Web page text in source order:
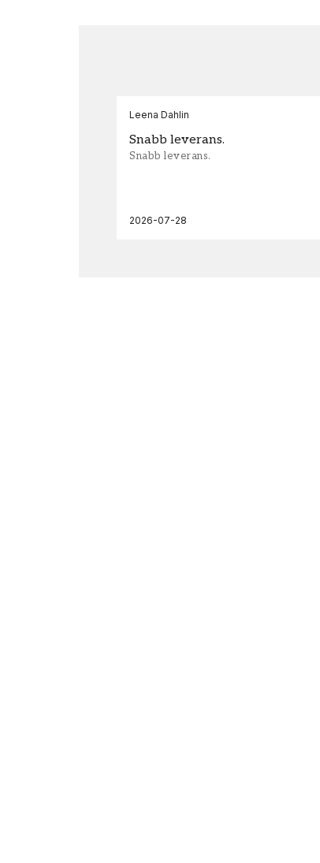
Leena Dahlin
Snabb leverans.
Snabb leverans.
2026-07-28